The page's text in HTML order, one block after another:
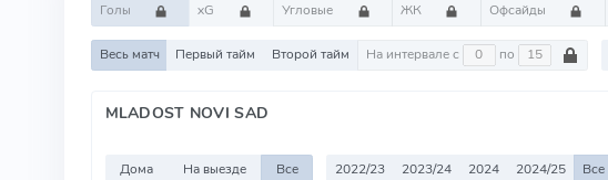
Голы xG Угловые ЖК Офсайды
Весь матч Первый тайм Второй тайм На интервале с по
MLADOST NOVI SAD
Дома На выезде Все 2022/23 2023/24 2024 2024/25 Все